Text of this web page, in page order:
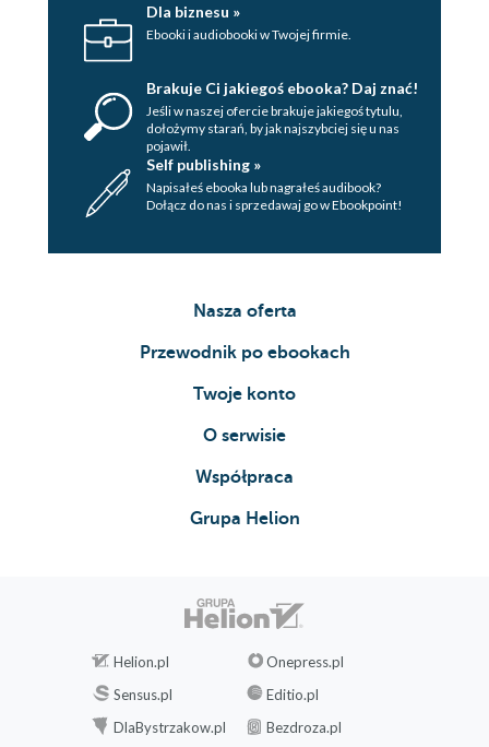
Dla biznesu »
Ebooki i audiobooki w Twojej firmie.
Brakuje Ci jakiegoś ebooka? Daj znać!
Jeśli w naszej ofercie brakuje jakiegoś tytulu,
dołożymy starań, by jak najszybciej się u nas
pojawił.
Self publishing »
Napisałeś ebooka lub nagrałeś audibook?
Dołącz do nas i sprzedawaj go w Ebookpoint!
Nasza oferta
Przewodnik po ebookach
Twoje konto
O serwisie
Współpraca
Grupa Helion
Helion.pl
Onepress.pl
Sensus.pl
Editio.pl
DlaBystrzakow.pl
Bezdroza.pl